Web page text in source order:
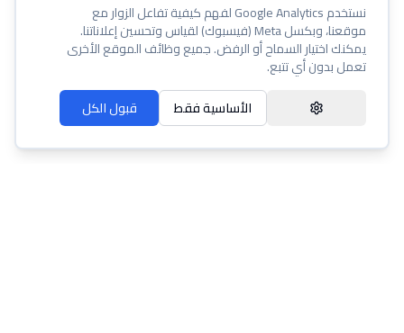
نستخدم Google Analytics لفهم كيفية تفاعل الزوار مع
موقعنا، وبكسل Meta (فيسبوك) لقياس وتحسين إعلاناتنا.
يمكنك اختيار السماح أو الرفض. جميع وظائف الموقع الأخرى
تعمل بدون أي تتبع.
قبول الكل
الأساسية فقط